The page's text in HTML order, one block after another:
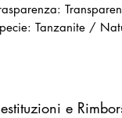
Tanzanite /
e